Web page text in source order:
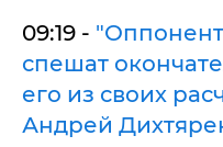
09:19 -
спешат
его из своих
Андрей